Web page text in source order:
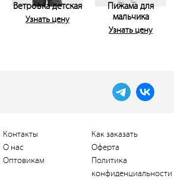
Ветровка детская
Узнать цену
Пижама для
мальчика
Узнать цену
Контакты
О нас
Оптовикам
Как заказать
Оферта
Политика
конфиденциальности